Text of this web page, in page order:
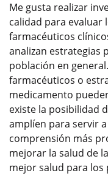
Me gusta realizar
calidad para evaluar
farmacéuticos
analizan estrategias
población en
farmacéuticos o
medicamento
existe la posibilidad
amplíen para servir
comprensión más
mejorar la salud de
mejor salud para los